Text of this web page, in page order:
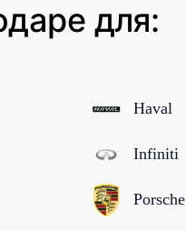
для:
Haval
Infiniti
Porsche